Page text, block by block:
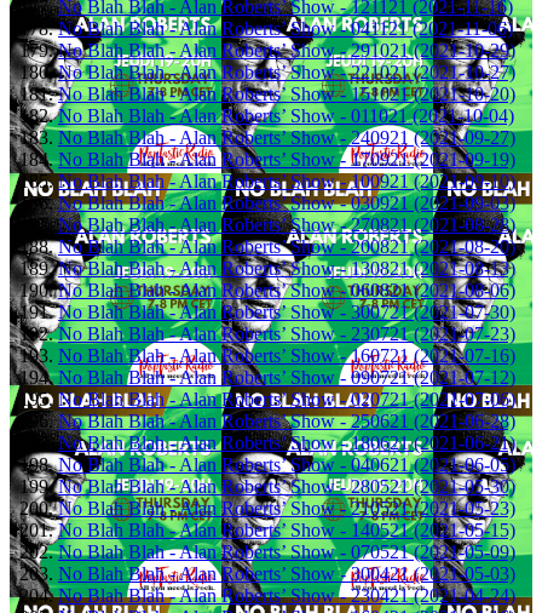
No Blah Blah - Alan Roberts’ Show - 121121 (2021-11-16)
No Blah Blah - Alan Roberts’ Show - 041121 (2021-11-06)
No Blah Blah - Alan Roberts’ Show - 291021 (2021-10-29)
No Blah Blah - Alan Roberts’ Show - 221021 (2021-10-27)
No Blah Blah - Alan Roberts’ Show - 151021 (2021-10-20)
No Blah Blah - Alan Roberts’ Show - 011021 (2021-10-04)
No Blah Blah - Alan Roberts’ Show - 240921 (2021-09-27)
No Blah Blah - Alan Roberts’ Show - 170921 (2021-09-19)
No Blah Blah - Alan Roberts’ Show - 100921 (2021-09-10)
No Blah Blah - Alan Roberts’ Show - 030921 (2021-09-03)
No Blah Blah - Alan Roberts’ Show - 270821 (2021-08-28)
No Blah Blah - Alan Roberts’ Show - 200821 (2021-08-20)
No Blah Blah - Alan Roberts’ Show - 130821 (2021-08-13)
No Blah Blah - Alan Roberts’ Show - 060821 (2021-08-06)
No Blah Blah - Alan Roberts’ Show - 300721 (2021-07-30)
No Blah Blah - Alan Roberts’ Show - 230721 (2021-07-23)
No Blah Blah - Alan Roberts’ Show - 160721 (2021-07-16)
No Blah Blah - Alan Roberts’ Show - 090721 (2021-07-12)
No Blah Blah - Alan Roberts’ Show - 020721 (2021-07-06)
No Blah Blah - Alan Roberts’ Show - 250621 (2021-06-28)
No Blah Blah - Alan Roberts’ Show - 180621 (2021-06-21)
No Blah Blah - Alan Roberts’ Show - 040621 (2021-06-05)
No Blah Blah - Alan Roberts’ Show - 280521 (2021-05-30)
No Blah Blah - Alan Roberts’ Show - 210521 (2021-05-23)
No Blah Blah - Alan Roberts’ Show - 140521 (2021-05-15)
No Blah Blah - Alan Roberts’ Show - 070521 (2021-05-09)
No Blah Blah - Alan Roberts’ Show - 300421 (2021-05-03)
No Blah Blah - Alan Roberts’ Show - 230421 (2021-04-24)